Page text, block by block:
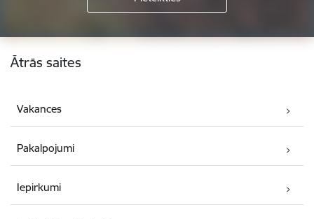
Kājene
Ātrās saites
Vakances
Pakalpojumi
Iepirkumi